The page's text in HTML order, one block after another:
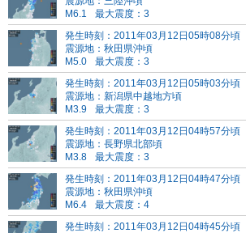
M6.1
最大震度：3
発生時刻：2011年03月12日05時08分頃
震源地：秋田県沖頃
M5.0
最大震度：3
発生時刻：2011年03月12日05時03分頃
震源地：新潟県中越地方頃
M3.9
最大震度：3
発生時刻：2011年03月12日04時57分頃
震源地：長野県北部頃
M3.8
最大震度：3
発生時刻：2011年03月12日04時47分頃
震源地：秋田県沖頃
M6.4
最大震度：4
発生時刻：2011年03月12日04時45分頃